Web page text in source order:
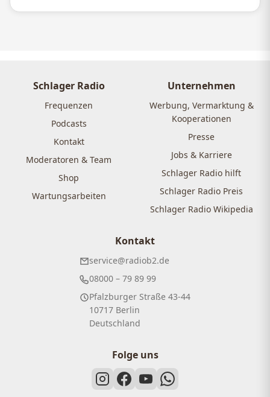
Schlager Radio
Frequenzen
Podcasts
Kontakt
Moderatoren & Team
Shop
Wartungsarbeiten
Unternehmen
Werbung, Vermarktung &
Kooperationen
Presse
Jobs & Karriere
Schlager Radio hilft
Schlager Radio Preis
Schlager Radio Wikipedia
Kontakt
service@radiob2.de
08000 – 79 89 99
Pfalzburger Straße 43-44
10717 Berlin
Deutschland
Folge uns